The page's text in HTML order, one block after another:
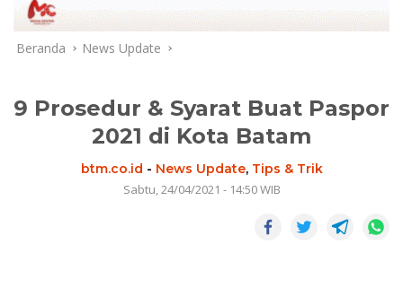
Beranda News Update
9 Prosedur & Syarat Buat Paspor
2021 di Kota Batam
btm.co.id - News Update, Tips & Trik
Sabtu, 24/04/2021 - 14:50 WIB